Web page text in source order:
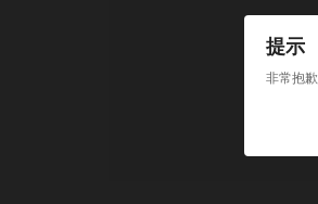
提示
非常抱